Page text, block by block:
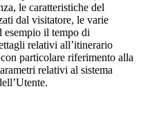
le caratteristiche del
dal visitatore, le varie
esempio il tempo di
relativi all’itinerario
particolare riferimento alla
relativi al sistema